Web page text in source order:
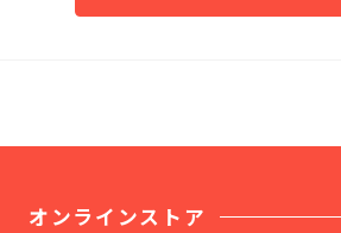
オンラインストア